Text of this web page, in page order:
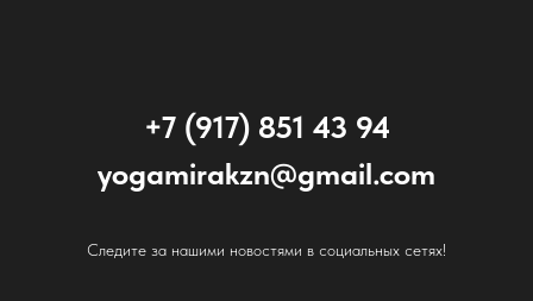
+7 (917) 851 43 94
yogamirakzn@gmail.com
Следите за нашими новостями в социальных сетях!